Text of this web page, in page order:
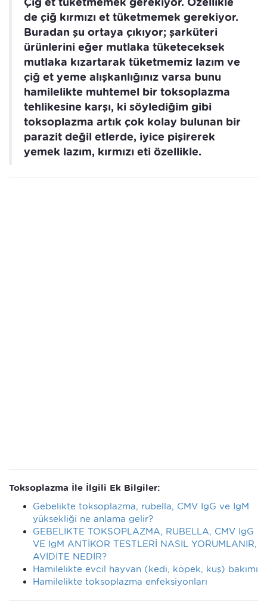
de çiğ kırmızı et tüketmemek gerekiyor.
Buradan şu ortaya çıkıyor; şarküteri
ürünlerini eğer mutlaka tüketeceksek
mutlaka kızartarak tüketmemiz lazım ve
çiğ et yeme alışkanlığınız varsa bunu
hamilelikte muhtemel bir toksoplazma
tehlikesine karşı, ki söylediğim gibi
toksoplazma artık çok kolay bulunan bir
parazit değil etlerde, iyice pişirerek
yemek lazım, kırmızı eti özellikle.
Toksoplazma İle İlgili Ek Bilgiler:
Gebelikte toksoplazma, rubella, CMV IgG ve IgM
yüksekliği ne anlama gelir?
GEBELİKTE TOKSOPLAZMA, RUBELLA, CMV IgG
VE IgM ANTİKOR TESTLERİ NASIL YORUMLANIR,
AVİDİTE NEDİR?
Hamilelikte evcil hayvan (kedi, köpek, kuş) bakımı
Hamilelikte toksoplazma enfeksiyonları